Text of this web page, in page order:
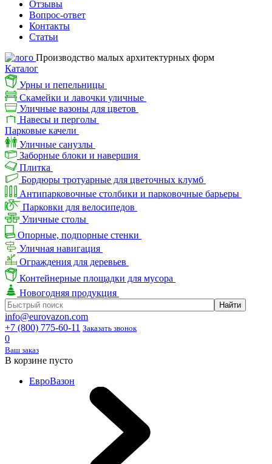
Отзывы
Вопрос-ответ
Контакты
Статьи
Производство малых архитектурных форм
Каталог
Урны и пепельницы
Скамейки и лавочки уличные
Уличные вазоны для цветов
Навесы и перголы
Парковые качели
Уличные санузлы
Заборные блоки и навершия
Плитка
Бордюры тротуарные для цветочных клумб
Антипарковочные столбики и парковочные барьеры
Парковки для велосипедов
Уличные столы
Опорные, подпорные стенки
Уличная навигация
Ограждения для деревьев
Контейнерные площадки для мусора
Новогодняя продукция
info@eurovazon.com
+7 (800) 775-60-11 Заказать звонок
0
Ваш заказ
В корзине пусто
ЕвроВазон